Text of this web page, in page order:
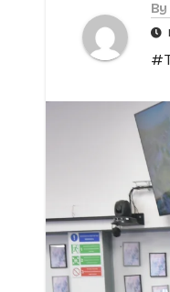
By